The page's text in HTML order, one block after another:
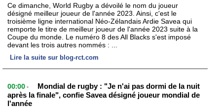
Ce dimanche, World Rugby a dévoilé le nom du joueur
désigné meilleur joueur de l'année 2023. Ainsi, c'est le
troisième ligne international Néo-Zélandais Ardie Savea qui
remporte le titre de meilleur joueur de l'année 2023 suite à la
Coupe du monde. Le numéro 8 des All Blacks s'est imposé
devant les trois autres nommés : ...
Lire la suite sur blog-rct.com
00:00 -
Mondial de rugby : "Je n'ai pas dormi de la nuit
après la finale", confie Savea désigné joueur mondial de
l'année